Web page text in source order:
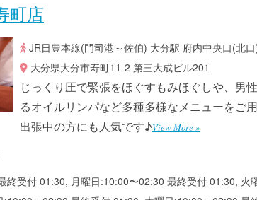
町店
JR日豊本線(門司港～佐伯) 大分駅 府内中央口(北
大分県大分市寿町11-2 第三大成ビル201
じっくり圧で緊張をほぐすもみほぐしや、男
るオイルリンパなど多種多様なメニューをご
出張中の方にも人気です♪View More »
終受付 01:30, 月曜日:10:00〜02:30 最終受付 01:30, 火